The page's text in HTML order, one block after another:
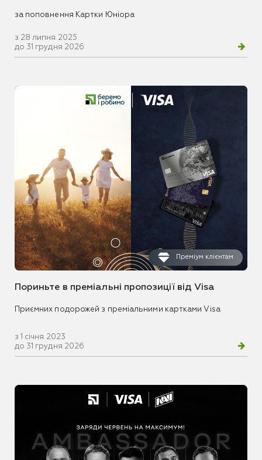
за поповнення Картки Юніора
з 28 липня 2025
до 31 грудня 2026
Преміум клієнтам
Пориньте в преміальні пропозиції від Visa
Приємних подорожей з преміальними картками Visa
з 1 січня 2023
до 31 грудня 2026